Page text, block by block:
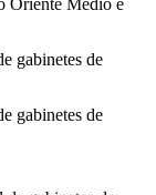
Oriente Médio e
gabinetes de
gabinetes de